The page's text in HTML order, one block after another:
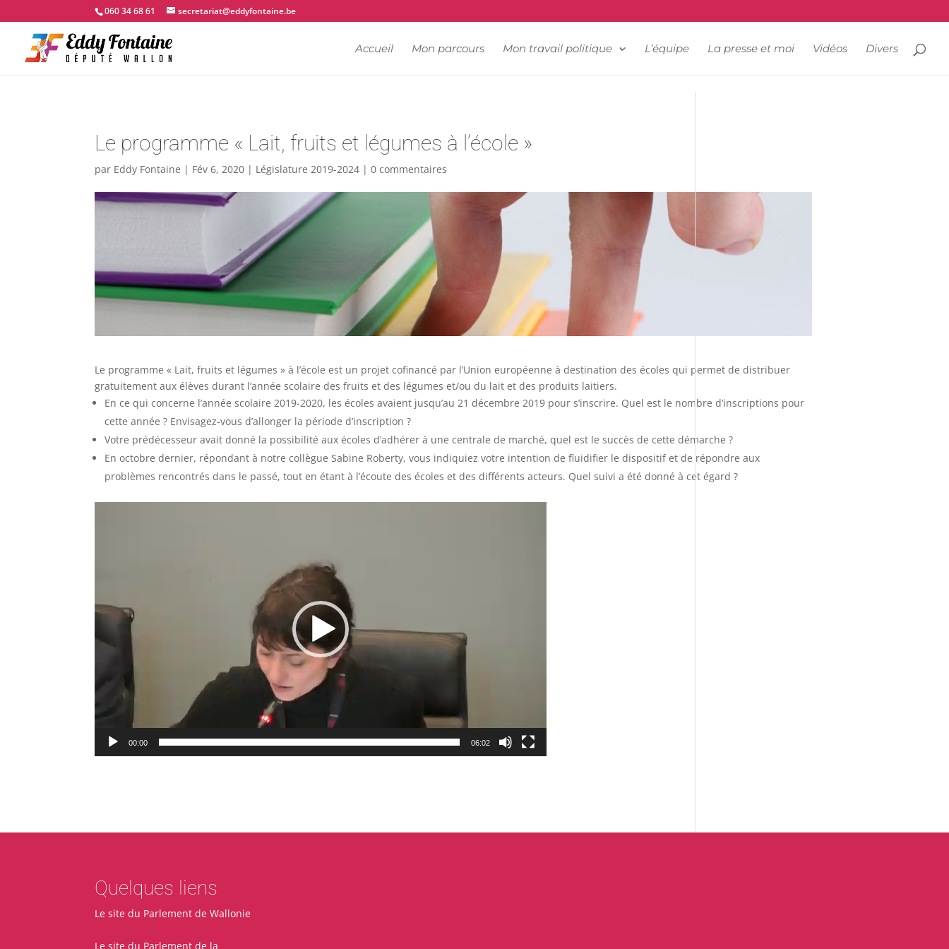
060 34 68 61 secretariat@eddyfontaine.be
Accueil Mon parcours Mon travail politique L’équipe La presse et moi Vidéos Divers
Le programme « Lait, fruits et légumes à l’école »
par Eddy Fontaine | Fév 6, 2020 | Législature 2019-2024 |0 commentaires
Le programme « Lait, fruits et légumes » à l’école est un projet cofinancé par l’Union européenne à destination des écoles qui permet de distribuer
gratuitement aux élèves durant l’année scolaire des fruits et des légumes et/ou du lait et des produits laitiers.
En ce qui concerne l’année scolaire 2019-2020, les écoles avaient jusqu’au 21 décembre 2019 pour s’inscrire. Quel est le nombre d’inscriptions pour
cette année ? Envisagez-vous d’allonger la période d’inscription ?
Votre prédécesseur avait donné la possibilité aux écoles d’adhérer à une centrale de marché, quel est le succès de cette démarche ?
En octobre dernier, répondant à notre collègue Sabine Roberty, vous indiquiez votre intention de fluidifier le dispositif et de répondre aux
problèmes rencontrés dans le passé, tout en étant à l’écoute des écoles et des différents acteurs. Quel suivi a été donné à cet égard ?
00:00 06:02
Quelques liens
Le site du Parlement de Wallonie
Le site du Parlement de la